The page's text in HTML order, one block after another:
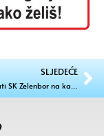
SLJEDEĆE
Odlični rezultati SK Zelenbor na kadetskom državnom prvenstvu